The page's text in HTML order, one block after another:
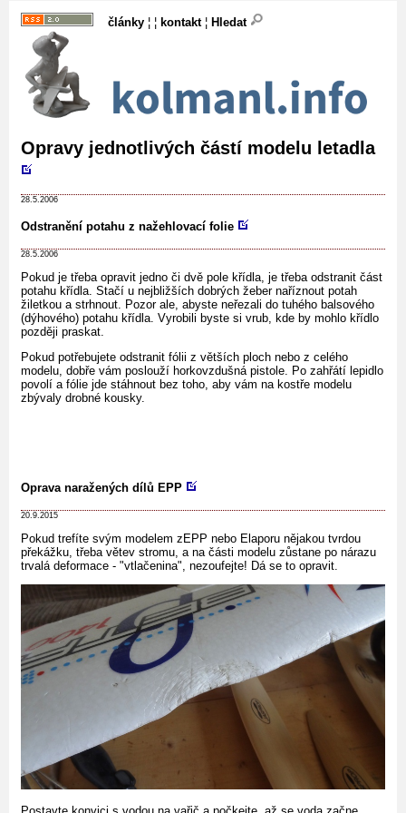
články ¦ ¦ kontakt¦ Hledat
Opravy jednotlivých částí modelu letadla
28.5.2006
Odstranění potahu z nažehlovací folie
28.5.2006
Pokud je třeba opravit jedno či dvě pole křídla, je třeba odstranit část
potahu křídla. Stačí u nejbližších dobrých žeber naříznout potah
žiletkou a strhnout. Pozor ale, abyste neřezali do tuhého balsového
(dýhového) potahu křídla. Vyrobili byste si vrub, kde by mohlo křídlo
později praskat.
Pokud potřebujete odstranit fólii z větších ploch nebo z celého
modelu, dobře vám poslouží horkovzdušná pistole. Po zahřátí lepidlo
povolí a fólie jde stáhnout bez toho, aby vám na kostře modelu
zbývaly drobné kousky.
Oprava naražených dílů EPP
20.9.2015
Pokud trefíte svým modelem zEPP nebo Elaporu nějakou tvrdou
překážku, třeba větev stromu, a na části modelu zůstane po nárazu
trvalá deformace - "vtlačenina", nezoufejte! Dá se to opravit.